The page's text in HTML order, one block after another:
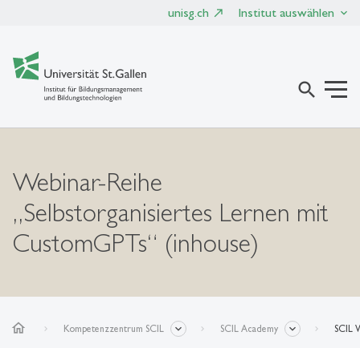
unisg.ch Institut auswählen
search
Webinar-Reihe
„Selbstorganisiertes Lernen mit
CustomGPTs“ (inhouse)
home Kompetenzzentrum SCIL SCIL Academy SCIL